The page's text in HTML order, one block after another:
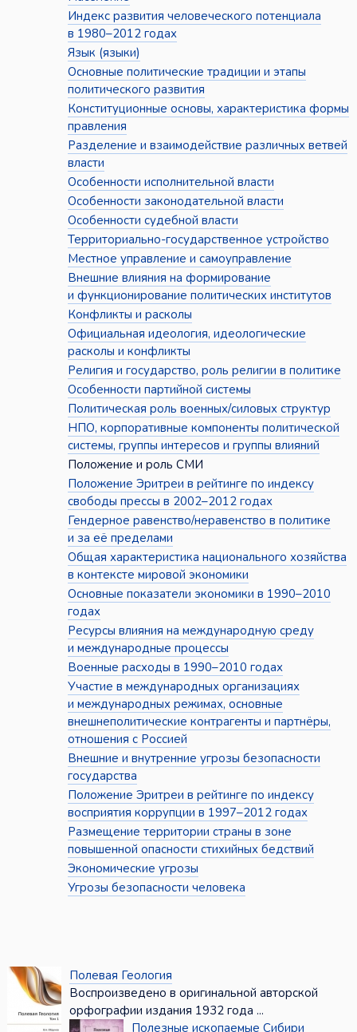
Индекс развития человеческого потенциала
в 1980–2012 годах
Язык (языки)
Основные политические традиции и этапы
политического развития
Конституционные основы, характеристика формы
правления
Разделение и взаимодействие различных ветвей
власти
Особенности исполнительной власти
Особенности законодательной власти
Особенности судебной власти
Территориально-государственное устройство
Местное управление и самоуправление
Внешние влияния на формирование
и функционирование политических институтов
Конфликты и расколы
Официальная идеология, идеологические
расколы и конфликты
Религия и государство, роль религии в политике
Особенности партийной системы
Политическая роль военных/силовых структур
НПО, корпоративные компоненты политической
системы, группы интересов и группы влияний
Положение и роль СМИ
Положение Эритреи в рейтинге по индексу
свободы прессы в 2002–2012 годах
Гендерное равенство/неравенство в политике
и за её пределами
Общая характеристика национального хозяйства
в контексте мировой экономики
Основные показатели экономики в 1990–2010
годах
Ресурсы влияния на международную среду
и международные процессы
Военные расходы в 1990–2010 годах
Участие в международных организациях
и международных режимах, основные
внешнеполитические контрагенты и партнёры,
отношения с Россией
Внешние и внутренние угрозы безопасности
государства
Положение Эритреи в рейтинге по индексу
восприятия коррупции в 1997–2012 годах
Размещение территории страны в зоне
повышенной опасности стихийных бедствий
Экономические угрозы
Угрозы безопасности человека
Полевая Геология
Воспроизведено в оригинальной авторской
орфографии издания 1932 года ...
Полезные ископаемые Сибири